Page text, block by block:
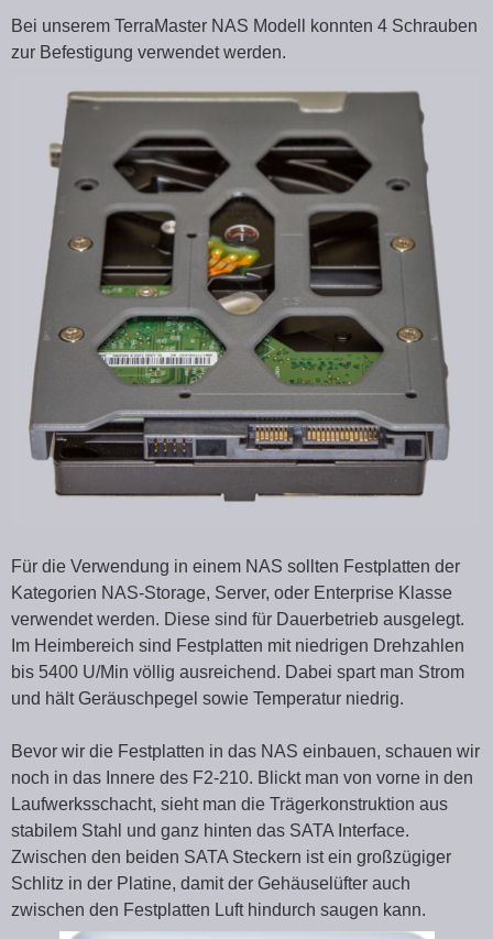
Bei unserem TerraMaster NAS Modell konnten 4 Schrauben
zur Befestigung verwendet werden.
Für die Verwendung in einem NAS sollten Festplatten der
Kategorien NAS-Storage, Server, oder Enterprise Klasse
verwendet werden. Diese sind für Dauerbetrieb ausgelegt.
Im Heimbereich sind Festplatten mit niedrigen Drehzahlen
bis 5400 U/Min völlig ausreichend. Dabei spart man Strom
und hält Geräuschpegel sowie Temperatur niedrig.
Bevor wir die Festplatten in das NAS einbauen, schauen wir
noch in das Innere des F2-210. Blickt man von vorne in den
Laufwerksschacht, sieht man die Trägerkonstruktion aus
stabilem Stahl und ganz hinten das SATA Interface.
Zwischen den beiden SATA Steckern ist ein großzügiger
Schlitz in der Platine, damit der Gehäuselüfter auch
zwischen den Festplatten Luft hindurch saugen kann.